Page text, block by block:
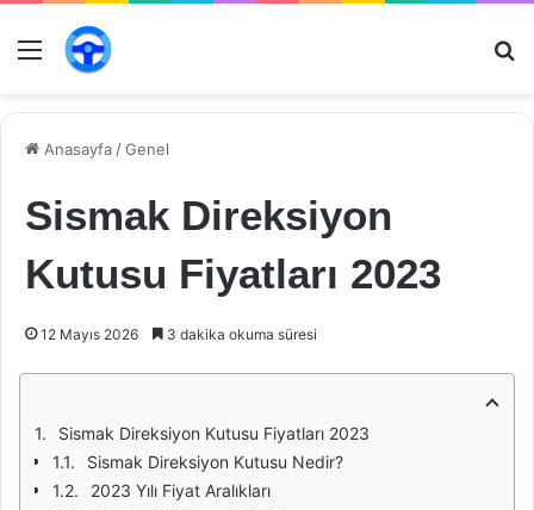
Menü
Anasayfa /Genel
Sismak Direksiyon
Kutusu Fiyatları 2023
12 Mayıs 2026 3 dakika okuma süresi
Sismak Direksiyon Kutusu Fiyatları 2023
Sismak Direksiyon Kutusu Nedir?
2023 Yılı Fiyat Aralıkları